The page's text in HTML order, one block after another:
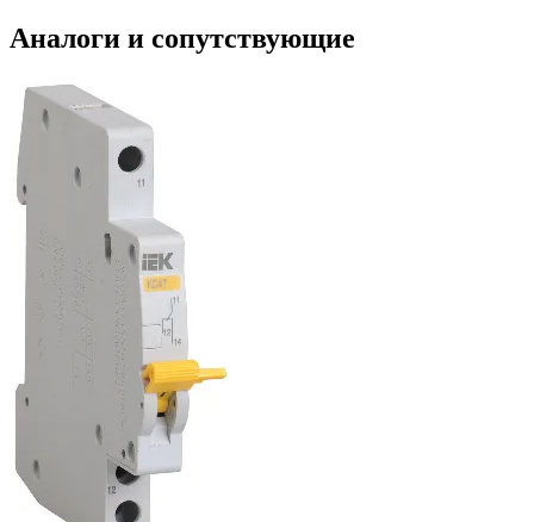
Аналоги и сопутствующие